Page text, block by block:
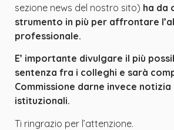
sezione news del nostro sito) ha da
strumento in più per affrontare
professionale.
E’ importante divulgare il più
sentenza fra i colleghi e sarà
Commissione darne invece
istituzionali.
Ti ringrazio per l’attenzione.